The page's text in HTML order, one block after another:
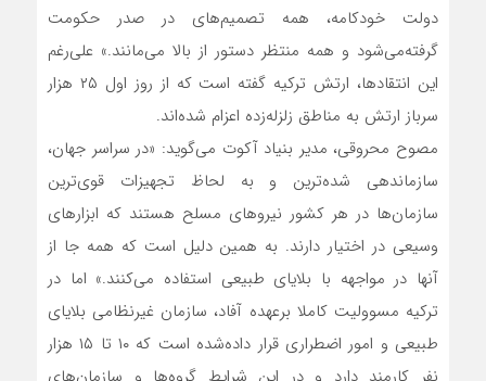
دولت خودکامه، همه تصمیم‌های در صدر حکومت
گرفته‌می‌شود و همه منتظر دستور از بالا می‌مانند.» علی‌رغم
این انتقادها، ارتش ترکیه گفته است که از روز اول ۲۵ هزار
سرباز ارتش به مناطق زلزله‌زده اعزام شده‌اند.
مصوح محروقی، مدیر بنیاد آکوت می‌گوید: «در سراسر جهان،
سازماندهی شده‌ترین و به لحاظ تجهیزات قوی‌ترین
سازمان‌ها در هر کشور نیروهای مسلح هستند که ابزارهای
وسیعی در اختیار دارند. به همین دلیل است که همه جا از
آنها در مواجهه با بلایای طبیعی استفاده می‌کنند.» اما در
ترکیه مسوولیت کاملا برعهده آفاد، سازمان غیرنظامی بلایای
طبیعی و امور اضطراری قرار داده‌شده است که ۱۰ تا ۱۵ هزار